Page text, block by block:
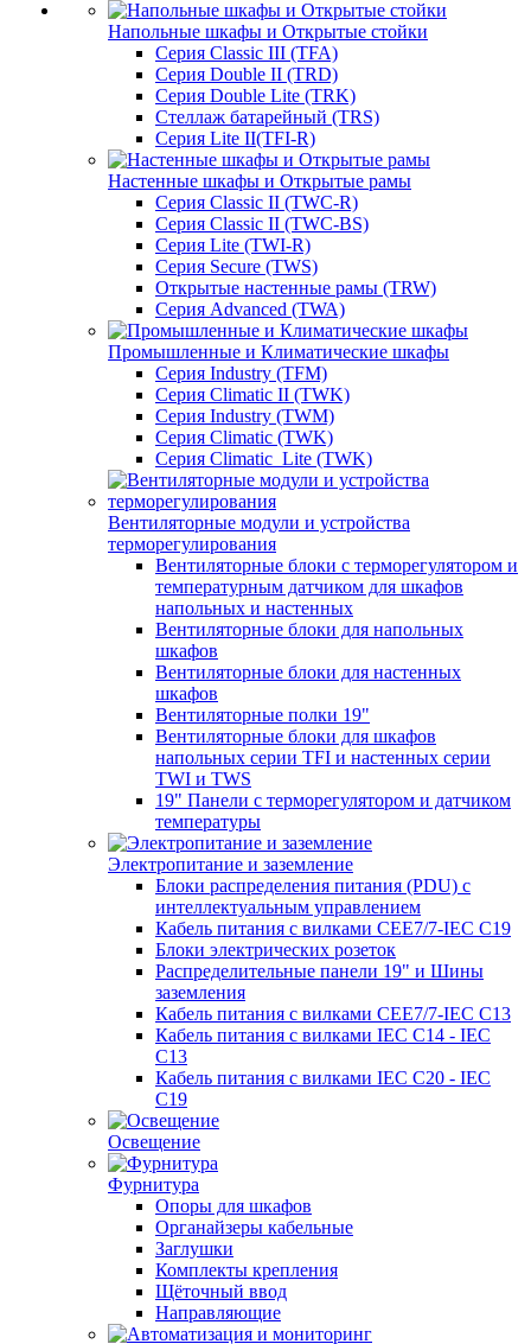
Напольные шкафы и Открытые стойки
Серия Classic III (TFA)
Серия Double II (TRD)
Серия Double Lite (TRK)
Стеллаж батарейный (TRS)
Серия Lite II(TFI-R)
Настенные шкафы и Открытые рамы
Серия Classic II (TWC-R)
Серия Classic II (TWC-BS)
Серия Lite (TWI-R)
Серия Secure (TWS)
Открытые настенные рамы (TRW)
Серия Advanced (TWA)
Промышленные и Климатические шкафы
Серия Industry (TFM)
Серия Climatic II (TWK)
Серия Industry (TWM)
Серия Climatic (TWK)
Серия Climatic_Lite (TWK)
Вентиляторные модули и устройства
терморегулирования
Вентиляторные блоки с терморегулятором и
температурным датчиком для шкафов
напольных и настенных
Вентиляторные блоки для напольных
шкафов
Вентиляторные блоки для настенных
шкафов
Вентиляторные полки 19"
Вентиляторные блоки для шкафов
напольных серии TFI и настенных серии
TWI и TWS
19" Панели с терморегулятором и датчиком
температуры
Электропитание и заземление
Блоки распределения питания (PDU) с
интеллектуальным управлением
Кабель питания с вилками CEE7/7-IEC C19
Блоки электрических розеток
Распределительные панели 19" и Шины
заземления
Кабель питания с вилками CEE7/7-IEC C13
Кабель питания с вилками IEC C14 - IEC
C13
Кабель питания с вилками IEC C20 - IEC
C19
Освещение
Фурнитура
Опоры для шкафов
Органайзеры кабельные
Заглушки
Комплекты крепления
Щёточный ввод
Направляющие